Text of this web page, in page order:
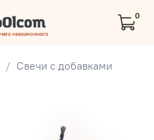
0
Свечи с добавками